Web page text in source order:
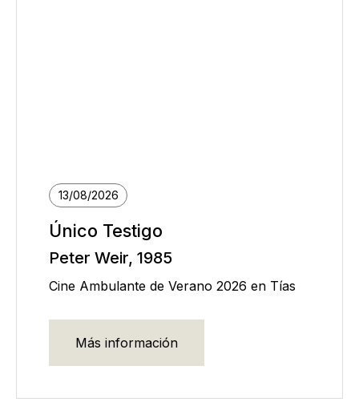
13/08/2026
Único Testigo
Peter Weir, 1985
Cine Ambulante de Verano 2026 en Tías
Más información